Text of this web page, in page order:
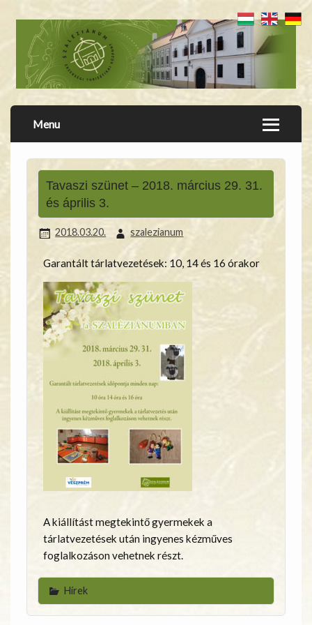
Menu
Tavaszi szünet – 2018. március 29. 31.
és április 3.
2018.03.20. szalezianum
Garantált tárlatvezetések: 10, 14 és 16 órakor
A kiállítást megtekintő gyermekek a
tárlatvezetések után ingyenes kézműves
foglalkozáson vehetnek részt.
Hírek